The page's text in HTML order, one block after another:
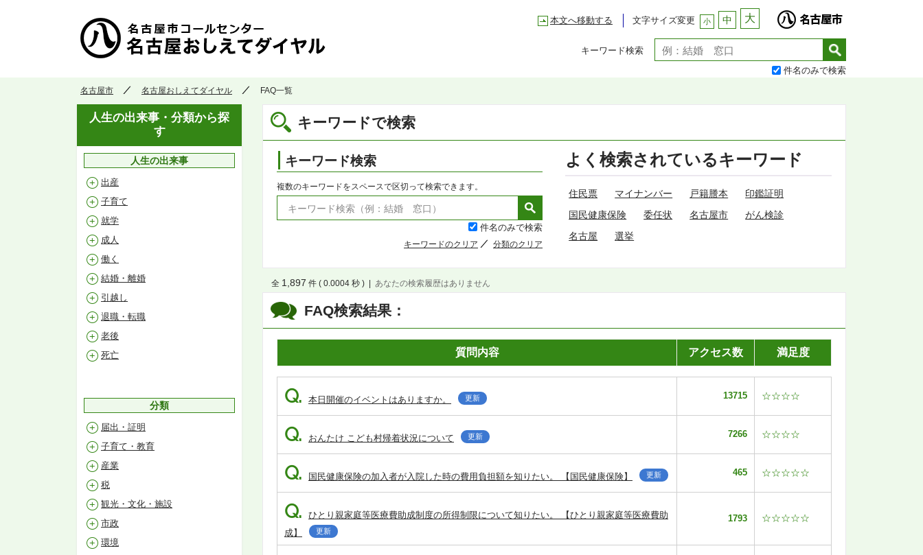
本文へ移動する 文字サイズ変更 小 中 大
キーワード検索
件名のみで検索
名古屋市 名古屋おしえてダイヤル FAQ一覧
キーワードで検索
キーワード検索
複数のキーワードをスペースで区切って検索できます。
件名のみで検索
キーワードのクリア 分類のクリア
よく検索されているキーワード
住民票 マイナンバー 戸籍謄本
印鑑証明
国民健康保険
委任状 名古屋市
がん検診
名古屋
選挙
FAQ検索結果：
全 1,897 件 ( 0.0004 秒 ) あなたの検索履歴はありません
質問内容 アクセス数 満足度
Q. 本日開催のイベントはありますか。 更新 13715 ☆☆☆☆
Q. おんたけ こども村帰着状況について 更新 7266 ☆☆☆☆
Q. 国民健康保険の加入者が入院した時の費用負担額を知りたい。 【国民健康保険】 更新 465 ☆☆☆☆☆
Q.
ひとり親家庭等医療費助成制度の所得制限について知りたい。 【ひとり親家庭等医療費助
成】
更新
1793 ☆☆☆☆☆
人生の出来事・分類から探
す
人生の出来事
出産
子育て
就学
成人
働く
結婚・離婚
引越し
退職・転職
老後
死亡
分類
届出・証明
子育て・教育
産業
税
観光・文化・施設
市政
環境